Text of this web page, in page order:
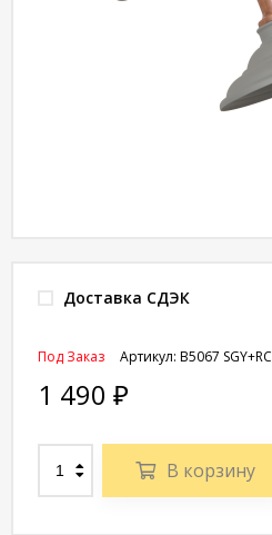
Доставка СДЭК
Артикул: B5067 SGY+RC
Под Заказ
1 490 ₽
В корзину